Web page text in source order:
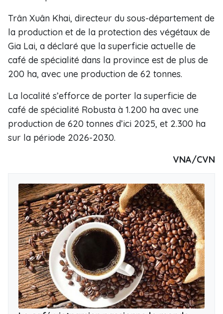
Trân Xuân Khai, directeur du sous-département de
la production et de la protection des végétaux de
Gia Lai, a déclaré que la superficie actuelle de
café de spécialité dans la province est de plus de
200 ha, avec une production de 62 tonnes.
La localité s’efforce de porter la superficie de
café de spécialité Robusta à 1.200 ha avec une
production de 620 tonnes d’ici 2025, et 2.300 ha
sur la période 2026-2030.
VNA/CVN